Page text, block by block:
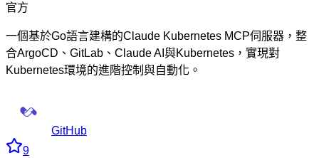
官方
一個基於Go語言建構的Claude Kubernetes MCP伺服器，整
合ArgoCD、GitLab、Claude AI與Kubernetes，實現對
Kubernetes環境的進階控制與自動化。
GitHub
9